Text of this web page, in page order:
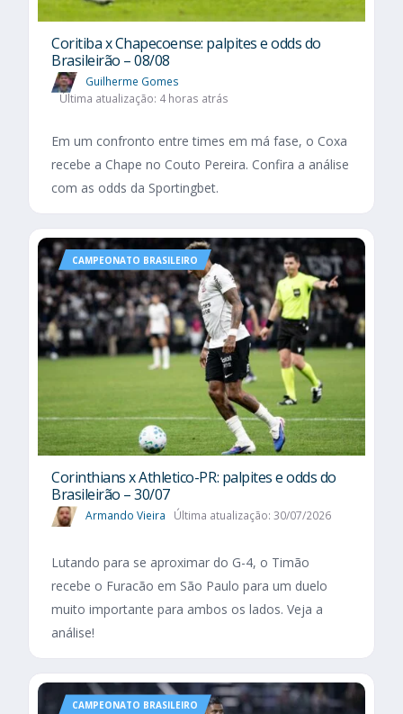
Coritiba x Chapecoense: palpites e odds do
Brasileirão – 08/08
Guilherme Gomes
Última atualização: 4 horas atrás
Em um confronto entre times em má fase, o Coxa
recebe a Chape no Couto Pereira. Confira a análise
com as odds da Sportingbet.
CAMPEONATO BRASILEIRO
Corinthians x Athletico-PR: palpites e odds do
Brasileirão – 30/07
Armando Vieira Última atualização: 30/07/2026
Lutando para se aproximar do G-4, o Timão
recebe o Furacão em São Paulo para um duelo
muito importante para ambos os lados. Veja a
análise!
CAMPEONATO BRASILEIRO